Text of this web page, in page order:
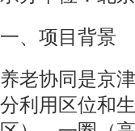
一、项目背景
养老协同是京
分利用区位和